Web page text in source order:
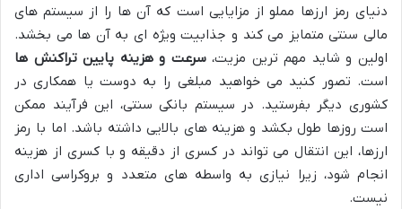
دنیای رمز ارزها مملو از مزایایی است که آن ها را از سیستم های
مالی سنتی متمایز می کند و جذابیت ویژه ای به آن ها می بخشد.
اولین و شاید مهم ترین مزیت،سرعت و هزینه پایین تراکنش ها
است. تصور کنید می خواهید مبلغی را به دوست یا همکاری در
کشوری دیگر بفرستید. در سیستم بانکی سنتی، این فرآیند ممکن
است روزها طول بکشد و هزینه های بالایی داشته باشد. اما با رمز
ارزها، این انتقال می تواند در کسری از دقیقه و با کسری از هزینه
انجام شود، زیرا نیازی به واسطه های متعدد و بروکراسی اداری
نیست.